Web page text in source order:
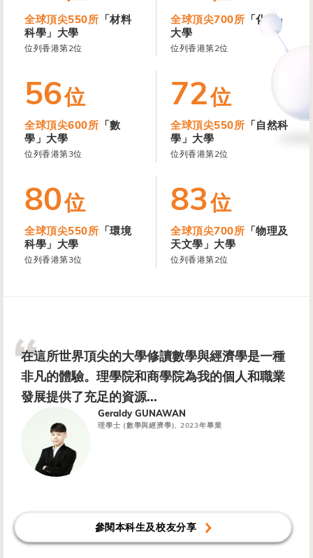
全球頂尖550所 「材料
科學」大學
位列香港第2位
全球頂尖700所 「化學」
大學
位列香港第2位
56位
全球頂尖600所 「數
學」大學
位列香港第3位
72位
全球頂尖550所 「自然科
學」大學
位列香港第2位
80位
全球頂尖550所 「環境
科學」大學
位列香港第3位
83位
全球頂尖700所 「物理及
天文學」大學
位列香港第2位
在這所世界頂尖的大學修讀數學與經濟學是一種
非凡的體驗。理學院和商學院為我的個人和職業
發展提供了充足的資源...
Geraldy GUNAWAN
理學士 (數學與經濟學), 2023年畢業
參閱本科生及校友分享